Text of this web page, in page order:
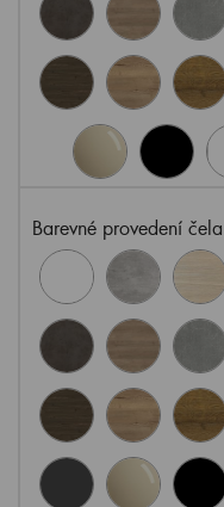
Barevné provedení čela